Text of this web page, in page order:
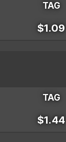
TAG
$1.09
TAG
$1.44